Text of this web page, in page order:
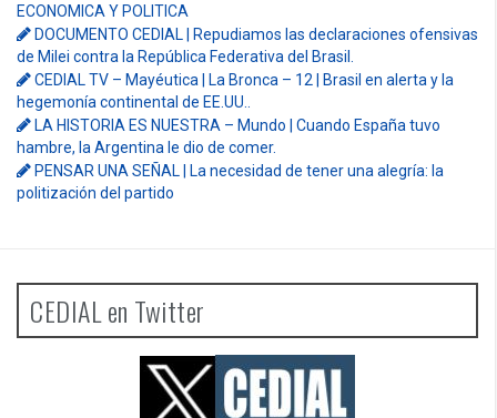
ECONOMICA Y POLITICA
DOCUMENTO CEDIAL | Repudiamos las declaraciones ofensivas
de Milei contra la República Federativa del Brasil.
CEDIAL TV – Mayéutica | La Bronca – 12 | Brasil en alerta y la
hegemonía continental de EE.UU..
LA HISTORIA ES NUESTRA – Mundo | Cuando España tuvo
hambre, la Argentina le dio de comer.
PENSAR UNA SEÑAL | La necesidad de tener una alegría: la
politización del partido
CEDIAL en Twitter